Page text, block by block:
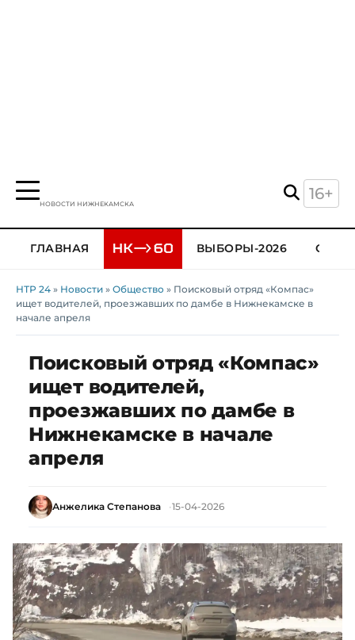
НОВОСТИ НИЖНЕКАМСКА
16+
ГЛАВНАЯ ВЫБОРЫ-2026
НТР 24 » Новости » Общество » Поисковый отряд «Компас»
ищет водителей, проезжавших по дамбе в Нижнекамске в
начале апреля
Поисковый отряд «Компас»
ищет водителей,
проезжавших по дамбе в
Нижнекамске в начале
апреля
Анжелика Степанова 15-04-2026